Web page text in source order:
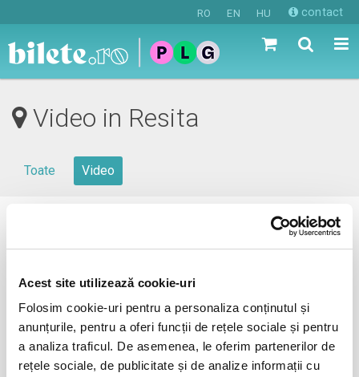
Acest site utilizează cookie-uri
Folosim cookie-uri pentru a personaliza conținutul și
anunțurile, pentru a oferi funcții de rețele sociale și pentru
a analiza traficul. De asemenea, le oferim partenerilor de
rețele sociale, de publicitate și de analize informații cu
RO EN HU contact
Video in Resita
Toate Video
0 evenimente in viitorul apropiat
anunta-ma pe email cand apare urmatorul eveniment la
Resita